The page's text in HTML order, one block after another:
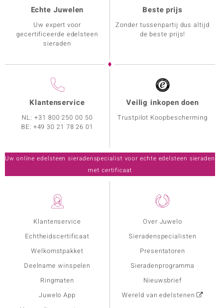
Klantenservice
Echtheidscertificaat
Welkomstpakket
Deelname winspelen
Ringmaten
Juwelo App
Over Juwelo
Sieradenspecialisten
Presentatoren
Sieradenprogramma
Nieuwsbrief
Wereld van edelstenen
Echte Juwelen
Uw expert voor
gecertificeerde edelsteen
sieraden
Beste prijs
Zonder tussenpartij dus altijd
de beste prijs!
Klantenservice
NL:+31 800 250 00 50
BE: +49 30 21 78 26 01
Veilig inkopen doen
Trustpilot Koopbescherming
Uw online edelsteen sieradenspecialist voor echte edelsteen sieraden
met certificaat